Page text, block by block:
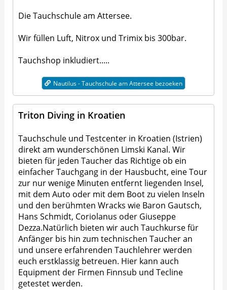
Die Tauchschule am Attersee.
Wir füllen Luft, Nitrox und Trimix bis 300bar.
Tauchshop inkludiert.....
Nautilus - Tauchschule am Attersee bezoeken
Triton Diving in Kroatien
Tauchschule und Testcenter in Kroatien (Istrien)
direkt am wunderschönen Limski Kanal. Wir
bieten für jeden Taucher das Richtige ob ein
einfacher Tauchgang in der Hausbucht, eine Tour
zur nur wenige Minuten entfernt liegenden Insel,
mit dem Auto oder mit dem Boot zu vielen Inseln
und den berühmten Wracks wie Baron Gautsch,
Hans Schmidt, Coriolanus oder Giuseppe
Dezza.Natürlich bieten wir auch Tauchkurse für
Anfänger bis hin zum technischen Taucher an
und unsere erfahrenden Tauchlehrer werden
euch erstklassig betreuen. Hier kann auch
Equipment der Firmen Finnsub und Tecline
getestet werden.